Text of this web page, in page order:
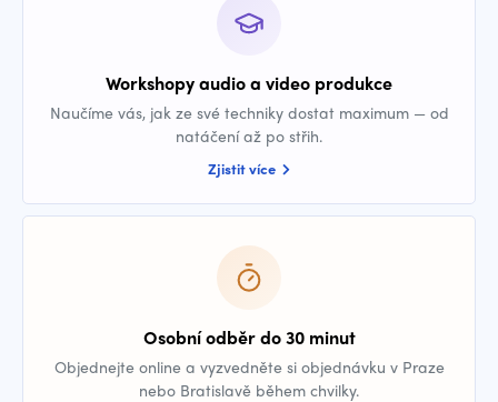
Workshopy audio a video produkce
Naučíme vás, jak ze své techniky dostat maximum — od
natáčení až po střih.
Zjistit více
Osobní odběr do 30 minut
Objednejte online a vyzvedněte si objednávku v Praze
nebo Bratislavě během chvilky.